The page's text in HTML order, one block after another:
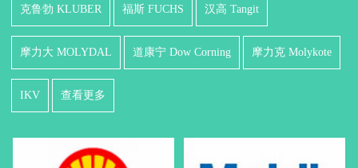
克鲁勃 KLUBER 福斯 FUCHS 汉高 Tangit
摩力大 MOLYDAL 道康宁 Dow Corning 摩力克 Molykote
IKV 查看更多